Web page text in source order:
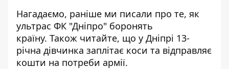
Нагадаємо, раніше ми писали про те, як
ультрас ФК "Дніпро" боронять
країну. Також читайте, що у Дніпрі 13-
річна дівчинка заплітає коси та відправляє
кошти на потреби армії.